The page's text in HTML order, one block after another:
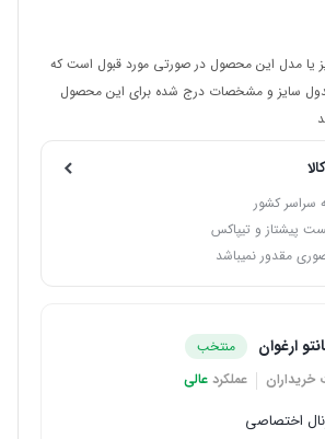
یا مدل این محصول در صورتی مورد قبول است که
جدول سایز و مشخصات درج شده برای این محصول
سراسر کشور
پیشتاز و تیپاکس
مقدور نمیباشد
ارغوان
منتخب
خریداران عملکرد عالی
اختصاصی